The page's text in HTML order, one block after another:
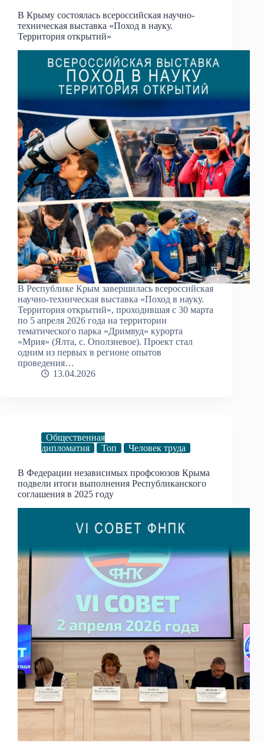
В Крыму состоялась всероссийская научно-
техническая выставка «Поход в науку.
Территория открытий»
В Республике Крым завершилась всероссийская
научно-техническая выставка «Поход в науку.
Территория открытий», проходившая с 30 марта
по 5 апреля 2026 года на территории
тематического парка «Дримвуд» курорта
«Мрия» (Ялта, с. Оползневое). Проект стал
одним из первых в регионе опытов
проведения…
13.04.2026
Общественная
дипломатия
Топ Человек труда
В Федерации независимых профсоюзов Крыма
подвели итоги выполнения Республиканского
соглашения в 2025 году